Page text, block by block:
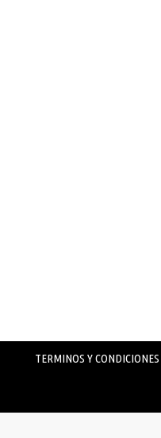
TERMINOS Y CONDICIONES